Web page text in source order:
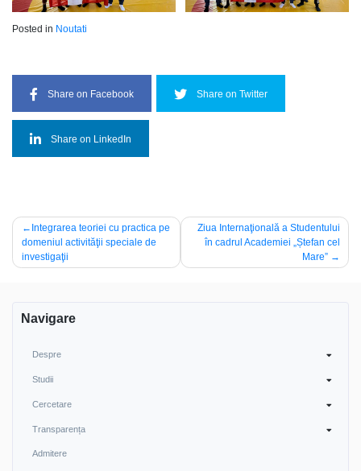
Posted in Noutati
Share on Facebook Share on Twitter
Share on LinkedIn
Post
navigation
Integrarea teoriei cu practica pe
domeniul activităţii speciale de
investigaţii
Ziua Internaţională a Studentului
în cadrul Academiei „Ștefan cel
Mare”
Navigare
Despre
Studii
Cercetare
Transparența
Admitere